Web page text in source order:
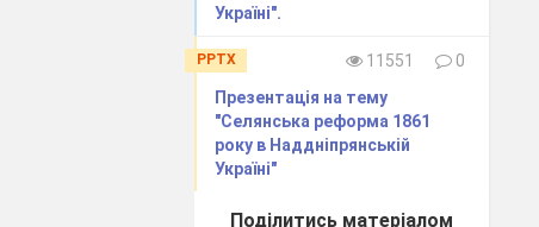
Україні".
PPTX 11551
0
Презентація на тему
"Селянська реформа 1861
року в Наддніпрянській
Україні"
Поділитись матеріалом